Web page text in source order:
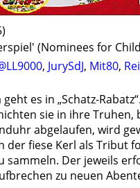
(Nominees for
, JurySdJ, Mit80,
es in „Schatz-
sie in ihre
abgelaufen, wird
der fiese Kerl als
Der jeweils
zu neuen